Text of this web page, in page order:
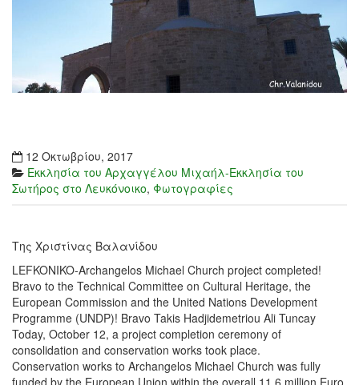
12 Οκτωβρίου, 2017
Εκκλησία του Αρχαγγέλου Μιχαήλ-Εκκλησία του
Σωτήρος στο Λευκόνοικο, Φωτογραφίες
Της Χριστίνας Βαλανίδου
LEFKONIKO-Archangelos Michael Church project completed!
Bravo to the Technical Committee on Cultural Heritage, the
European Commission and the United Nations Development
Programme (UNDP)! Bravo Takis Hadjidemetriou Ali Tuncay
Today, October 12, a project completion ceremony of
consolidation and conservation works took place.
Conservation works to Archangelos Michael Church was fully